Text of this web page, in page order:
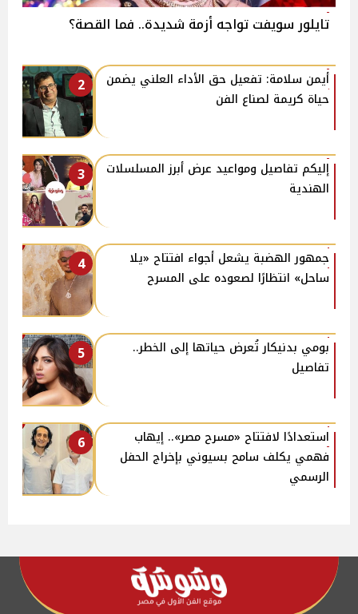
تايلور سويفت تواجه أزمة شديدة.. فما القصة؟
2
أيمن سلامة: تفعيل حق الأداء العلني يضمن
حياة كريمة لصناع الفن
3
إليكم تفاصيل ومواعيد عرض أبرز المسلسلات
الهندية
4
جمهور الهضبة يشعل أجواء افتتاح «يلا
ساحل» انتظارًا لصعوده على المسرح
5
بومي بدنيكار تُعرض حياتها إلى الخطر..
تفاصيل
6
استعدادًا لافتتاح «مسرح مصر».. إيهاب
فهمي يكلف سامح بسيوني بإخراج الحفل
الرسمي